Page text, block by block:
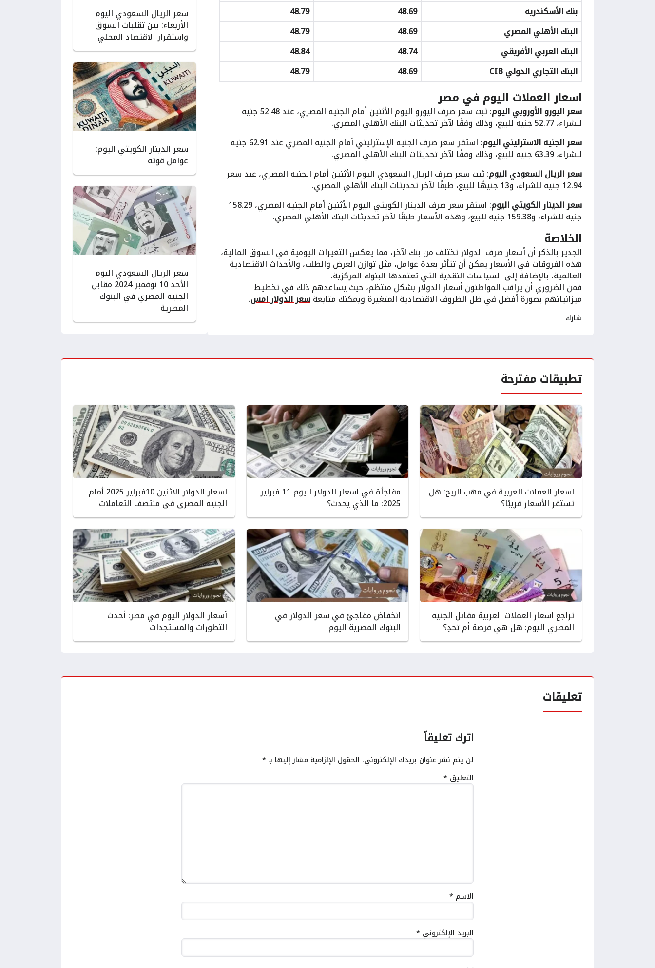
سعر الريال السعودي اليوم
الأربعاء: بين تقلبات السوق
واستقرار الاقتصاد المحلي
سعر الدينار الكويتي اليوم:
عوامل قوته
سعر الريال السعودي اليوم
الأحد 10 نوفمبر 2024 مقابل
الجنيه المصري في البنوك
المصرية
بنك الأسكندريه
48.69
48.79
البنك الأهلي المصري
48.69
48.79
البنك العربي الأفريقي
48.74
48.84
البنك التجاري الدولي CIB
48.69
48.79
اسعار العملات اليوم في مصر
سعر اليورو الأوروبي اليوم : ثبت سعر صرف اليورو اليوم الأثنين أمام الجنيه المصري، عند 52.48 جنيه
للشراء، 52.77 جنيه للبيع، وذلك وفقًا لآخر تحديثات البنك الأهلي المصري.
سعر الجنيه الاسترليني اليوم
: استقر سعر صرف الجنيه الإسترليني أمام الجنيه المصري عند 62.91 جنيه
للشراء، 63.39 جنيه للبيع، وذلك وفقًا لآخر تحديثات البنك الأهلي المصري.
سعر الريال السعودي اليوم: ثبت سعر صرف الريال السعودي اليوم الأثنين أمام الجنيه المصري، عند سعر
12.94 جنيه للشراء، و13 جنيهًا للبيع، طبقًا لآخر تحديثات البنك الأهلي المصري.
سعر الدينار الكويتي اليوم
: استقر سعر صرف الدينار الكويتي اليوم الأثنين أمام الجنيه المصري، 158.29
جنيه للشراء، و159.38 جنيه للبيع، وهذه الأسعار طبقًا لآخر تحديثات البنك الأهلي المصري.
الخلاصة
الجدير بالذكر أن أسعار صرف الدولار تختلف من بنك لآخر، مما يعكس التغيرات اليومية في السوق المالية،
هذه الفروقات في الأسعار يمكن أن تتأثر بعدة عوامل، مثل توازن العرض والطلب، والأحداث الاقتصادية
العالمية، بالإضافة إلى السياسات النقدية التي تعتمدها البنوك المركزية.
فمن الضروري أن يراقب المواطنون أسعار الدولار بشكل منتظم، حيث يساعدهم ذلك في تخطيط
ميزانياتهم بصورة أفضل في ظل الظروف الاقتصادية المتغيرة ويمكنك متابعةسعر الدولار امس.
شارك
تطبيقات مفترحة
اسعار العملات العربية في مهب الريح: هل
تستقر الأسعار قريبًا؟
مفاجأة في اسعار الدولار اليوم 11 فبراير
2025: ما الذي يحدث؟
اسعار الدولار الاثنين 10فبراير 2025 أمام
الجنيه المصرى فى منتصف التعاملات
تراجع اسعار العملات العربية مقابل الجنيه
المصري اليوم: هل هي فرصة أم تحدٍ؟
انخفاض مفاجئ في سعر الدولار في
البنوك المصرية اليوم
أسعار الدولار اليوم في مصر: أحدث
التطورات والمستجدات
تعليقات
اترك تعليقاً
لن يتم نشر عنوان بريدك الإلكتروني. الحقول الإلزامية مشار إليها بـ*
التعليق *
الاسم *
البريد الإلكتروني *